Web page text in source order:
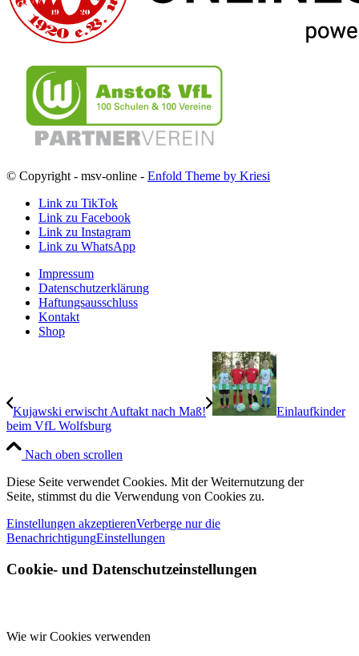
© Copyright - msv-online - Enfold Theme by Kriesi
Link zu TikTok
Link zu Facebook
Link zu Instagram
Link zu WhatsApp
Impressum
Datenschutzerklärung
Haftungsausschluss
Kontakt
Shop
Kujawski erwischt Auftakt nach Maß!
Einlaufkinder
beim VfL Wolfsburg
Nach oben scrollen
Diese Seite verwendet Cookies. Mit der Weiternutzung der
Seite, stimmst du die Verwendung von Cookies zu.
Einstellungen akzeptierenVerberge nur die
BenachrichtigungEinstellungen
Cookie- und Datenschutzeinstellungen
Wie wir Cookies verwenden